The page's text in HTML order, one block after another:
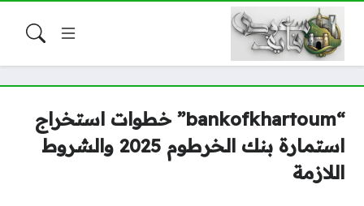
“bankofkhartoum” خطوات استخراج
استمارة بنك الخرطوم 2025 والشروط
اللازمة